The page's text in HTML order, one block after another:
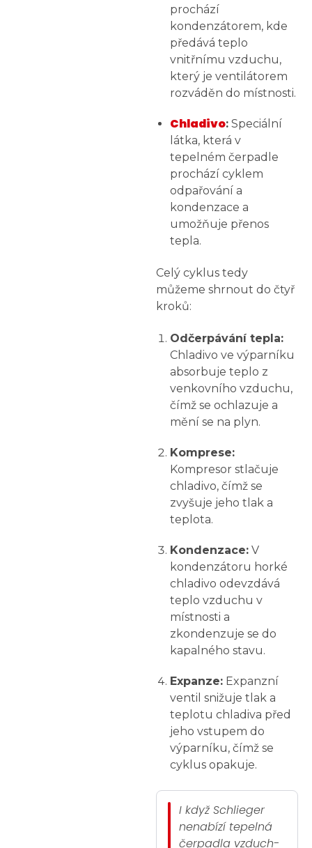
prochází
kondenzátorem, kde
předává teplo
vnitřnímu vzduchu,
který je ventilátorem
rozváděn do místnosti.
Chladivo: Speciální
látka, která v
tepelném čerpadle
prochází cyklem
odpařování a
kondenzace a
umožňuje přenos
tepla.
Celý cyklus tedy
můžeme shrnout do čtyř
kroků:
Odčerpávání tepla:
Chladivo ve výparníku
absorbuje teplo z
venkovního vzduchu,
čímž se ochlazuje a
mění se na plyn.
Komprese:
Kompresor stlačuje
chladivo, čímž se
zvyšuje jeho tlak a
teplota.
Kondenzace: V
kondenzátoru horké
chladivo odevzdává
teplo vzduchu v
místnosti a
zkondenzuje se do
kapalného stavu.
Expanze: Expanzní
ventil snižuje tlak a
teplotu chladiva před
jeho vstupem do
výparníku, čímž se
cyklus opakuje.
I když Schlieger
nenabízí tepelná
čerpadla vzduch-